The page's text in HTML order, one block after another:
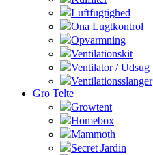
Luftfugtighed
Ona Lugtkontrol
Opvarmning
Ventilationskit
Ventilator / Udsug
Ventilationsslanger
Gro Telte
Growtent
Homebox
Mammoth
Secret Jardin